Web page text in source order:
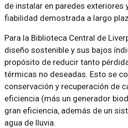
de instalar en paredes exteriores
fiabilidad demostrada a largo
Para la Biblioteca Central de
diseño sostenible y sus bajos
propósito de reducir tanto
térmicas no deseadas. Esto se
conservación y recuperación de
eficiencia (más un generador
gran eficiencia, además de un
agua de lluvia.